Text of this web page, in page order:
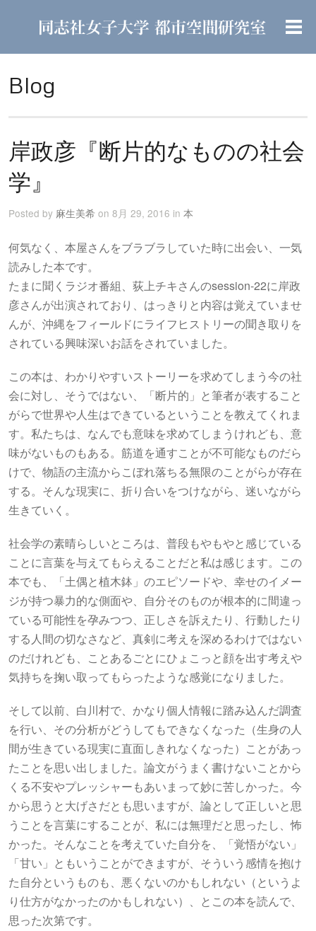
Blog
岸政彦『断片的なものの社会
学』
Posted by 麻生美希 on 8月 29, 2016 in 本
何気なく、本屋さんをブラブラしていた時に出会い、一気
読みした本です。
たまに聞くラジオ番組、荻上チキさんのsession-22に岸政
彦さんが出演されており、はっきりと内容は覚えていませ
んが、沖縄をフィールドにライフヒストリーの聞き取りを
されている興味深いお話をされていました。
この本は、わかりやすいストーリーを求めてしまう今の社
会に対し、そうではない、「断片的」と筆者が表すること
がらで世界や人生はできているということを教えてくれま
す。私たちは、なんでも意味を求めてしまうけれども、意
味がないものもある。筋道を通すことが不可能なものだら
けで、物語の主流からこぼれ落ちる無限のことがらが存在
する。そんな現実に、折り合いをつけながら、迷いながら
生きていく。
社会学の素晴らしいところは、普段もやもやと感じている
ことに言葉を与えてもらえることだと私は感じます。この
本でも、「土偶と植木鉢」のエピソードや、幸せのイメー
ジが持つ暴力的な側面や、自分そのものが根本的に間違っ
ている可能性を孕みつつ、正しさを訴えたり、行動したり
する人間の切なさなど、真剣に考えを深めるわけではない
のだけれども、ことあるごとにひょこっと顔を出す考えや
気持ちを掬い取ってもらったような感覚になりました。
そして以前、白川村で、かなり個人情報に踏み込んだ調査
を行い、その分析がどうしてもできなくなった（生身の人
間が生きている現実に直面しきれなくなった）ことがあっ
たことを思い出しました。論文がうまく書けないことから
くる不安やプレッシャーもあいまって妙に苦しかった。今
から思うと大げさだとも思いますが、論として正しいと思
うことを言葉にすることが、私には無理だと思ったし、怖
かった。そんなことを考えていた自分を、「覚悟がない」
「甘い」ともいうことができますが、そういう感情を抱け
た自分というものも、悪くないのかもしれない（というよ
り仕方がなかったのかもしれない）、とこの本を読んで、
思った次第です。